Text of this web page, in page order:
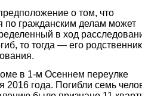
о том, что
по гражданским делам может
в ход
то тогда — его
в 1-м Осеннем переулке
2016 года. Погибли семь